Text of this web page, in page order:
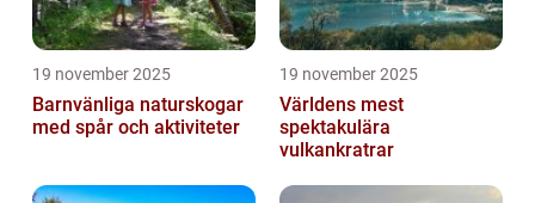
19 november 2025
Barnvänliga naturskogar
med spår och aktiviteter
19 november 2025
Världens mest
spektakulära
vulkankratrar